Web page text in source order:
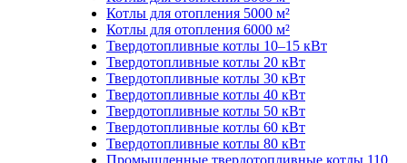
Котлы для отопления 5000 м²
Котлы для отопления 6000 м²
Твердотопливные котлы 10–15 кВт
Твердотопливные котлы 20 кВт
Твердотопливные котлы 30 кВт
Твердотопливные котлы 40 кВт
Твердотопливные котлы 50 кВт
Твердотопливные котлы 60 кВт
Твердотопливные котлы 80 кВт
Промышленные твердотопливные котлы 110